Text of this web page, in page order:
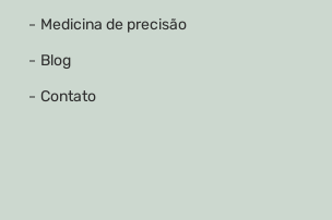
Medicina de precisão
Blog
Contato